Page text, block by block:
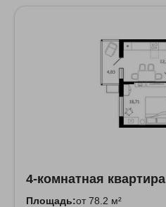
4-комнатная квартира
Площадь:от 78.2 м²